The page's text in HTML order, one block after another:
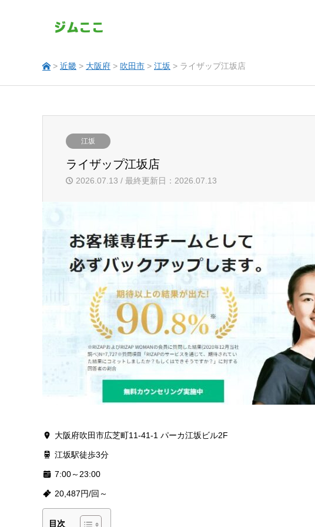
> 近畿 > 大阪府 > 吹田市 > 江坂 > ライザップ江坂店
江坂
ライザップ江坂店
2026.07.13 / 最終更新日：2026.07.13
大阪府吹田市広芝町11-41-1 パーカ江坂ビル2F
江坂駅徒歩3分
7:00～23:00
20,487円/回～
目次